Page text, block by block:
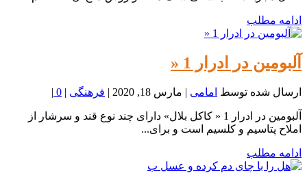
ادامه مطلب
آلبومین در ادرار 1 «
ارسال شده توسط امامی مارس 18, 2020 فرهنگی 0
آلبومین در ادرار 1 « کاکل بلال» دارای چند نوع قند و سرشار از
املاح پتاسیم و کلسیم است و برای...
ادامه مطلب